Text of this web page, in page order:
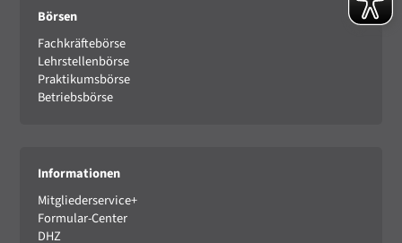
Börsen
Fachkräftebörse
Lehrstellenbörse
Praktikumsbörse
Betriebsbörse
Informationen
Mitgliederservice+
Formular-Center
DHZ